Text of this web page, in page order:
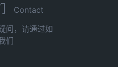
Contact
问，请通过如
们